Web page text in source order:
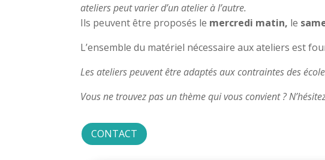
ateliers peut varier d’un atelier à l’autre.
Ils peuvent être proposés le mercredi matin, le
L’ensemble du matériel nécessaire aux ateliers est
Les ateliers peuvent être adaptés aux contraintes des
Vous ne trouvez pas un thème qui vous convient ?
CONTACT